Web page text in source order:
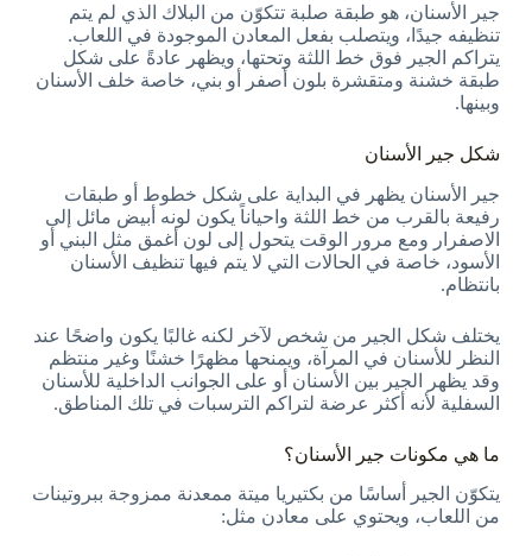
جير الأسنان، هو طبقة صلبة تتكوّن من البلاك الذي لم يتم
تنظيفه جيدًا، ويتصلب بفعل المعادن الموجودة في اللعاب.
يتراكم الجير فوق خط اللثة وتحتها، ويظهر عادةً على شكل
طبقة خشنة ومتقشرة بلون أصفر أو بني، خاصة خلف الأسنان
وبينها.
شكل جير الأسنان
جير الأسنان يظهر في البداية على شكل خطوط أو طبقات
رفيعة بالقرب من خط اللثة واحياناً يكون لونه أبيض مائل إلى
الاصفرار ومع مرور الوقت يتحول إلى لون أغمق مثل البني أو
الأسود، خاصة في الحالات التي لا يتم فيها تنظيف الأسنان
بانتظام.
يختلف شكل الجير من شخص لآخر لكنه غالبًا يكون واضحًا عند
النظر للأسنان في المرآة، ويمنحها مظهرًا خشنًا وغير منتظم
وقد يظهر الجير بين الأسنان أو على الجوانب الداخلية للأسنان
السفلية لأنه أكثر عرضة لتراكم الترسبات في تلك المناطق.
ما هي مكونات جير الأسنان؟
يتكوّن الجير أساسًا من بكتيريا ميتة ممعدنة ممزوجة ببروتينات
من اللعاب، ويحتوي على معادن مثل: